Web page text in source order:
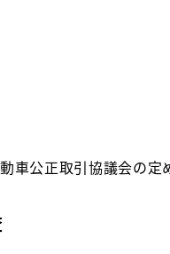
車公正取引協議会の